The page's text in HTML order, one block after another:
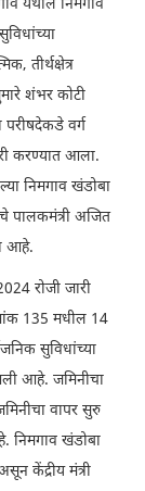
येथील निमगाव
तीर्थक्षेत्र
शंभर कोटी
वर्ग
करण्यात आला.
निमगाव खंडोबा
पालकमंत्री अजित
आहे.
रोजी जारी
135 मधील 14
सुविधांच्या
आहे. जमिनीचा
वापर सुरु
खंडोबा
केंद्रीय मंत्री